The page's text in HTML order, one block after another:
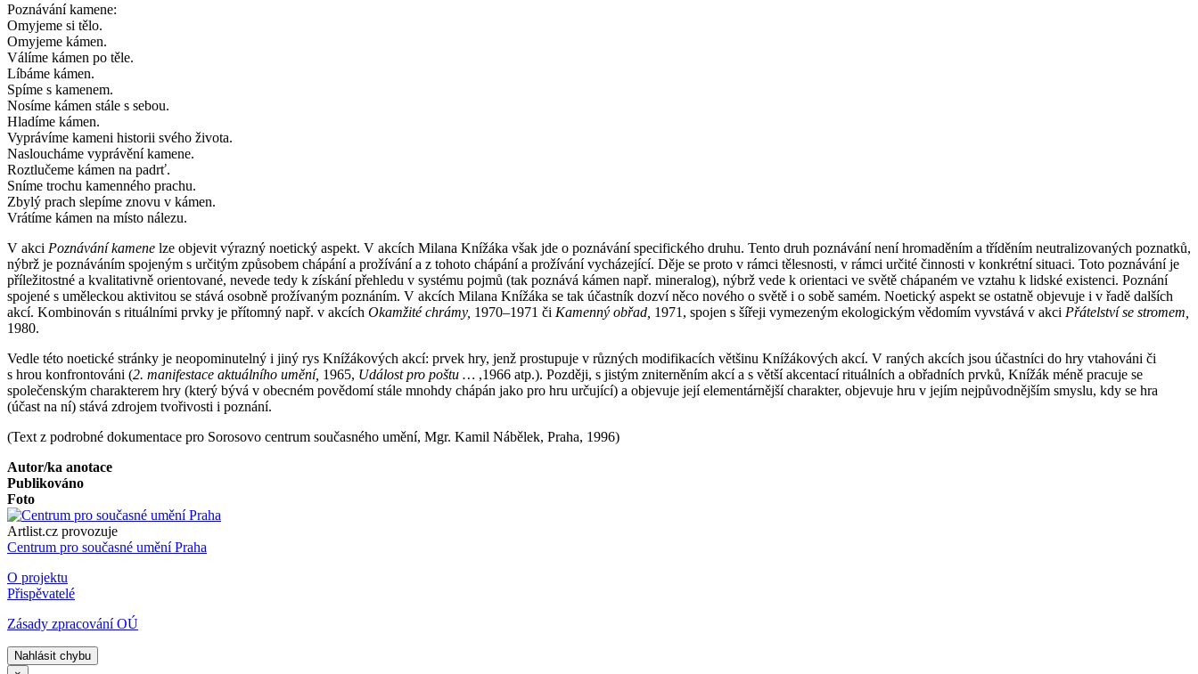
Poznávání kamene:
Omyjeme si tělo.
Omyjeme kámen.
Válíme kámen po těle.
Líbáme kámen.
Spíme s kamenem.
Nosíme kámen stále s sebou.
Hladíme kámen.
Vyprávíme kameni historii svého života.
Nasloucháme vyprávění kamene.
Roztlučeme kámen na padrť.
Sníme trochu kamenného prachu.
Zbylý prach slepíme znovu v kámen.
Vrátíme kámen na místo nálezu.
V akci Poznávání kamene lze objevit výrazný noetický aspekt. V akcích Milana Knížáka však jde o poznávání specifického druhu. Tento druh poznávání není hromaděním a tříděním neutralizovaných poznatků,
nýbrž je poznáváním spojeným s určitým způsobem chápání a prožívání a z tohoto chápání a prožívání vycházející. Děje se proto v rámci tělesnosti, v rámci určité činnosti v konkrétní situaci. Toto poznávání je
příležitostné a kvalitativně orientované, nevede tedy k získání přehledu v systému pojmů (tak poznává kámen např. mineralog), nýbrž vede k orientaci ve světě chápaném ve vztahu k lidské existenci. Poznání
spojené s uměleckou aktivitou se stává osobně prožívaným poznáním. V akcích Milana Knížáka se tak účastník dozví něco nového o světě i o sobě samém. Noetický aspekt se ostatně objevuje i v řadě dalších
akcí. Kombinován s rituálními prvky je přítomný např. v akcích Okamžité chrámy, 1970–1971 či Kamenný obřad, 1971, spojen s šířeji vymezeným ekologickým vědomím vyvstává v akci Přátelství se stromem,
1980.
Vedle této noetické stránky je neopominutelný i jiný rys Knížákových akcí: prvek hry, jenž prostupuje v různých modifikacích většinu Knížákových akcí. V raných akcích jsou účastníci do hry vtahováni či
s hrou konfrontováni (2. manifestace aktuálního umění, 1965, Událost pro poštu … ,1966 atp.). Později, s jistým zniterněním akcí a s větší akcentací rituálních a obřadních prvků, Knížák méně pracuje se
společenským charakterem hry (který bývá v obecném povědomí stále mnohdy chápán jako pro hru určující) a objevuje její elementárnější charakter, objevuje hru v jejím nejpůvodnějším smyslu, kdy se hra
(účast na ní) stává zdrojem tvořivosti i poznání.
(Text z podrobné dokumentace pro Sorosovo centrum současného umění, Mgr. Kamil Nábělek, Praha, 1996)
Autor/ka anotace
Publikováno
Foto
Artlist.cz provozuje
Centrum pro současné umění Praha
O projektu
Přispěvatelé
Zásady zpracování OÚ
Nahlásit chybu